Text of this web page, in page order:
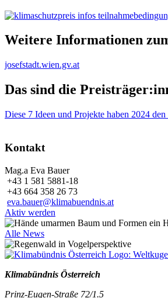
Weitere Informationen
josefstadt.wien.gv.at
Das sind die
Diese 7 Ideen und Projekte haben 2024
Kontakt
Mag.a Eva Bauer
+43 1 581 5881-18
+43 664 358 26 73
eva.bauer@klimabuendnis.at
Aktiv werden
Alle News
Klimabündnis Österreich
Prinz-Eugen-Straße 72/1.5